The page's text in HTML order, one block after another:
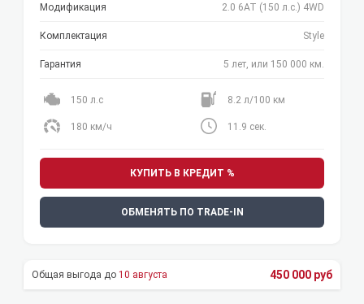
Модификация 2.0 6AT (150 л.с.) 4WD
Комплектация Style
Гарантия 5 лет, или 150 000 км.
150 л.с 8.2 л/100 км
180 км/ч 11.9 сек.
КУПИТЬ В КРЕДИТ %
ОБМЕНЯТЬ ПО TRADE-IN
10 августа 450 000 руб